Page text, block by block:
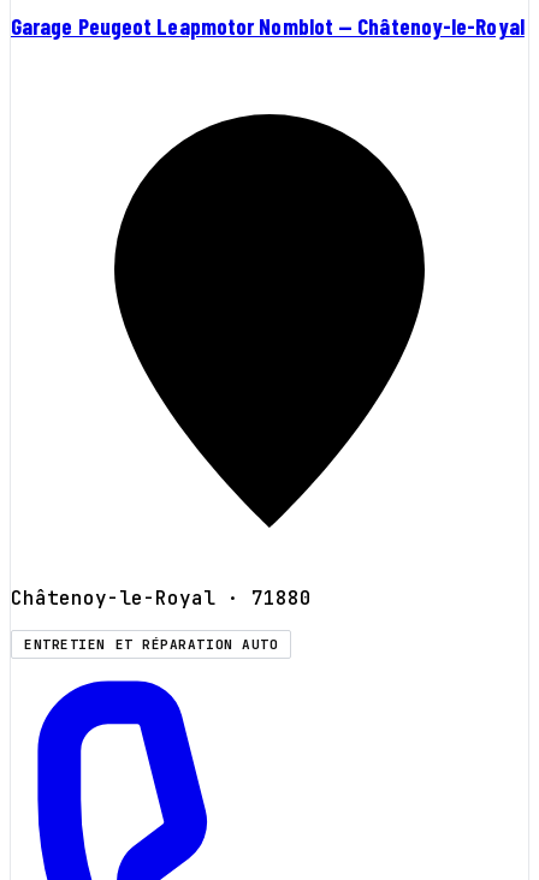
Garage Peugeot Leapmotor Nomblot — Châtenoy-le-Royal
Châtenoy-le-Royal · 71880
ENTRETIEN ET RÉPARATION AUTO